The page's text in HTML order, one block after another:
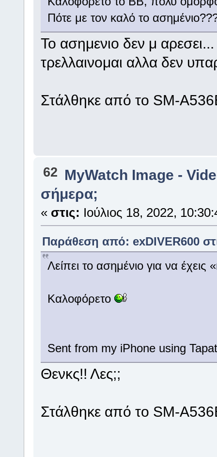
Πότε με τον καλό το
Το ασημενιο δεν μ
τρελλαινομαι αλλα δεν
Στάλθηκε από το SM-
62 MyWatch Ιmage -
σήμερα;
« στις: Ιούλιος 18, 2022,
Παράθεση από: exDIVER600
Λείπει το ασημένιο για να
Καλοφόρετο
Sent from my iPhone using
Θενκς!! Λες;;
Στάλθηκε από το SM-